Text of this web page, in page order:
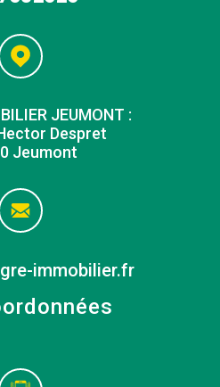
immobilier.fr
JEUMONT :
Despret
Jeumont